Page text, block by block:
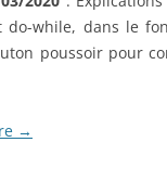
do-while, dans le
poussoir pour
→